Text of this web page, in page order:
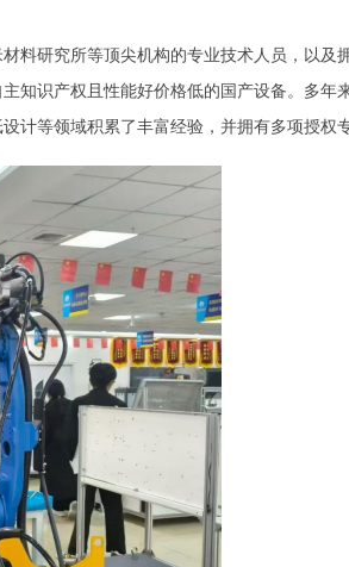
料研究所等顶尖机构的专业技术人员，以及
知识产权且性能好价格低的国产设备。多年
计等领域积累了丰富经验，并拥有多项授权专